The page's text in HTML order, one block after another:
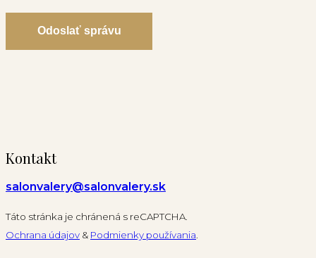
Odoslať správu
Kontakt
salonvalery@salonvalery.sk
Táto stránka je chránená s reCAPTCHA.
Ochrana údajov & Podmienky používania